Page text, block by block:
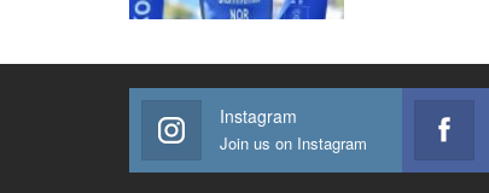
Instagram
Join us on Instagram